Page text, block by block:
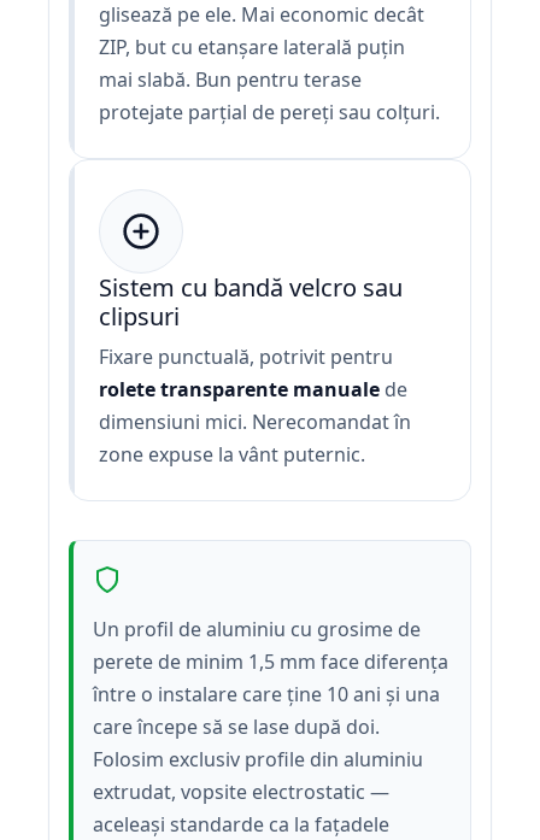
glisează pe ele. Mai economic decât
ZIP, but cu etanșare laterală puțin
mai slabă. Bun pentru terase
protejate parțial de pereți sau colțuri.
Sistem cu bandă velcro sau
clipsuri
Fixare punctuală, potrivit pentru
rolete transparente manuale de
dimensiuni mici. Nerecomandat în
zone expuse la vânt puternic.
Un profil de aluminiu cu grosime de
perete de minim 1,5 mm face diferența
între o instalare care ține 10 ani și una
care începe să se lase după doi.
Folosim exclusiv profile din aluminiu
extrudat, vopsite electrostatic —
aceleași standarde ca la fațadele